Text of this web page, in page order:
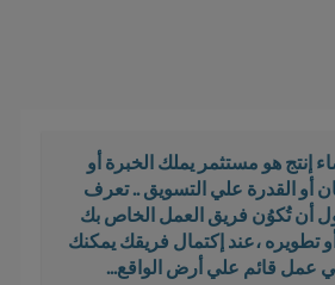
هو مستثمر يملك الخبرة أو
أو القدرة علي التسويق .. تعرف
أن تُكوُن فريق العمل الخاص بك
،عند إكتمال فريقك يمكنك
عمل قائم علي أرض الواقع...